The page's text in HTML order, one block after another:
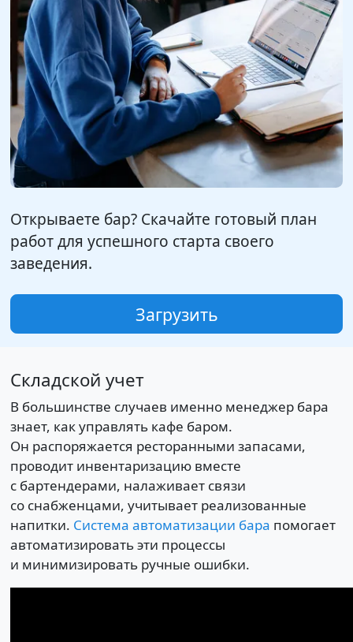
Открываете бар? Скачайте готовый план
работ для успешного старта своего
заведения.
Загрузить
Складской учет
В большинстве случаев именно менеджер бара
знает, как управлять кафе баром.
Он распоряжается ресторанными запасами,
проводит инвентаризацию вместе
с бартендерами, налаживает связи
со снабженцами, учитывает реализованные
напитки. Система автоматизации бара помогает
автоматизировать эти процессы
и минимизировать ручные ошибки.